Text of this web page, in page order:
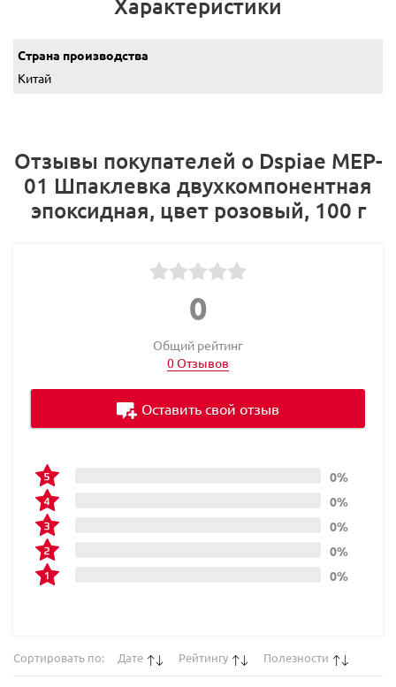
Характеристики
Страна производства
Китай
Отзывы покупателей о Dspiae MEP-
01 Шпаклевка двухкомпонентная
эпоксидная, цвет розовый, 100 г
0
Общий рейтинг
0 Отзывов
0%
0%
0%
0%
0%
Оставить свой отзыв
Сортировать по: Дате Рейтингу Полезности